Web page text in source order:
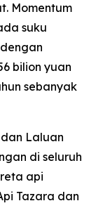
Momentum
suku
bilion yuan
sebanyak
Laluan
di seluruh
api
Tazara dan